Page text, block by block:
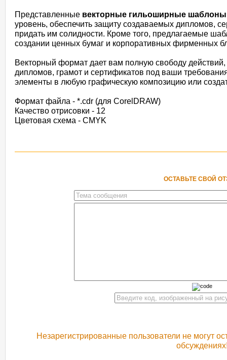
Представленные векторные гильоширные шаблоны
уровень, обеспечить защиту создаваемых дипломов,
придать им солидности. Кроме того, предлагаемые
создании ценных бумаг и корпоративных фирменных
Векторный формат дает вам полную свободу
дипломов, грамот и сертификатов под ваши
элементы в любую графическую композицию или
Формат файла - *.cdr (для CorelDRAW)
Качество отрисовки - 12
Цветовая схема - CMYK
ОСТАВЬТЕ СВОЙ
Незарегистрированные пользователи не могут